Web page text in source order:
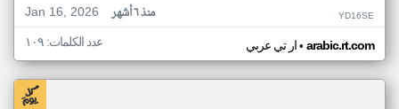
Jan 16, 2026
منذ ٦ أشهر YD16SE
ار تي عربي• arabic.rt.com عدد الكلمات: ١٠٩